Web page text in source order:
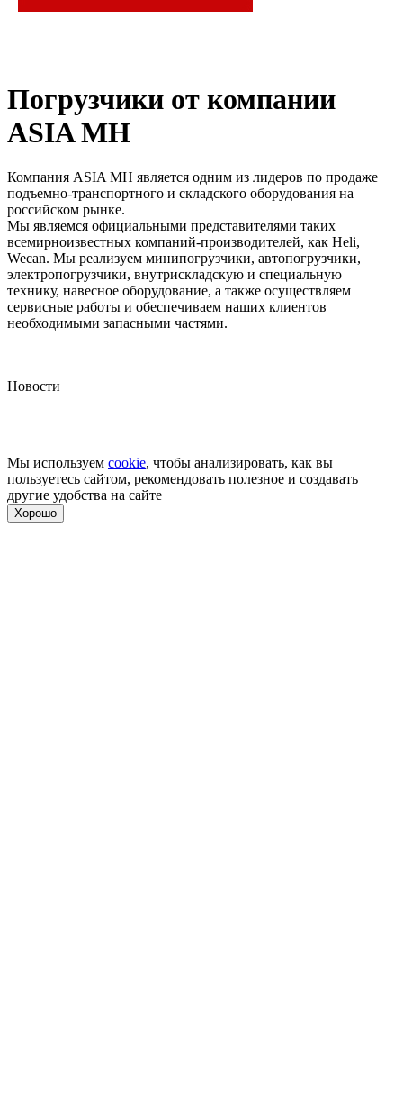
Погрузчики от компании
ASIA MH
Компания ASIA MH является одним из лидеров по продаже
подъемно-транспортного и складского оборудования на
российском рынке.
Мы являемся официальными представителями таких
всемирноизвестных компаний-производителей, как Heli,
Wecan. Мы реализуем минипогрузчики, автопогрузчики,
электропогрузчики, внутрискладскую и специальную
технику, навесное оборудование, а также осуществляем
сервисные работы и обеспечиваем наших клиентов
необходимыми запасными частями.
Новости
Мы используем cookie, чтобы анализировать, как вы
пользуетесь сайтом, рекомендовать полезное и создавать
другие удобства на сайте
Хорошо